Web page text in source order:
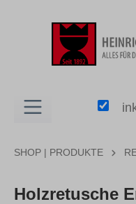
SHOP | PRODUKTE
Holzretusche